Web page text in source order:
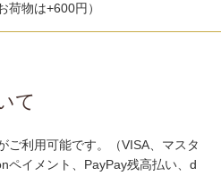
荷物は+600円）
て
ご利用可能です。（VISA、マスタ
ペイメント、PayPay残高払い、d